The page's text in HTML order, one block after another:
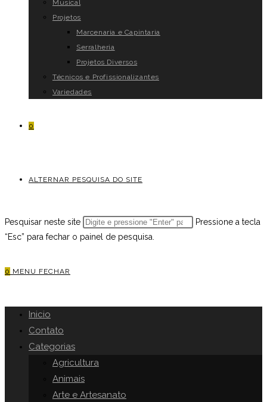
Musical
Projetos
Marcenaria e Capintaria
Serralheria
Projetos Diversos
Técnicos e Profissionalizantes
Variedades
0
ALTERNAR PESQUISA DO SITE
Pesquisar neste site
Pressione a tecla
“Esc” para fechar o painel de pesquisa.
0 MENU FECHAR
Inicio
Contato
Categorias
Agricultura
Animais
Arte e Artesanato